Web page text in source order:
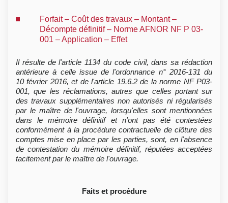
Forfait – Coût des travaux – Montant –
Décompte définitif – Norme AFNOR NF P 03-
001 – Application – Effet
Il résulte de l'article 1134 du code civil, dans sa rédaction
antérieure à celle issue de l'ordonnance n° 2016-131 du
10 février 2016, et de l'article 19.6.2 de la norme NF P03-
001, que les réclamations, autres que celles portant sur
des travaux supplémentaires non autorisés ni régularisés
par le maître de l'ouvrage, lorsqu'elles sont mentionnées
dans le mémoire définitif et n'ont pas été contestées
conformément à la procédure contractuelle de clôture des
comptes mise en place par les parties, sont, en l'absence
de contestation du mémoire définitif, réputées acceptées
tacitement par le maître de l'ouvrage.
Faits et procédure